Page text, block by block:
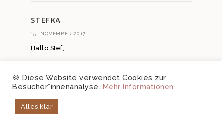
STEFKA
15. NOVEMBER 2017
Hallo Stef,
einigen Wochen mein erstes Ausmalbild für
Erwachsene bearbeitet, und es hat mir viel Spaß
gemacht. Hat mich an Kindertage erinnert…
🍪 Diese Website verwendet Cookies zur
Besucher*innenanalyse. Mehr Informationen
Alles klar